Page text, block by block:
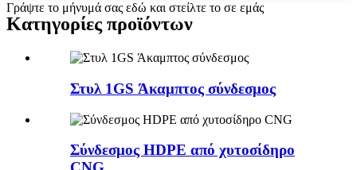
Γράψτε το μήνυμά σας εδώ και στείλτε το σε εμάς
Κατηγορίες προϊόντων
Στυλ 1GS Άκαμπτος σύνδεσμος
Σύνδεσμος HDPE από χυτοσίδηρο